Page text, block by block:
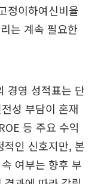
정이하여신비율
는 계속 필요한
경영 성적표는 단
성 부담이 혼재
등 주요 수익
적인 신호지만, 본
여부는 향후 부